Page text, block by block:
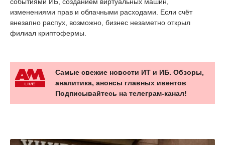
событиями ИБ, созданием виртуальных машин,
изменениями прав и облачными расходами. Если счёт
внезапно распух, возможно, бизнес незаметно открыл
филиал криптофермы.
Самые свежие новости ИТ и ИБ. Обзоры,
аналитика, анонсы главных ивентов
Подписывайтесь на телеграм-канал!